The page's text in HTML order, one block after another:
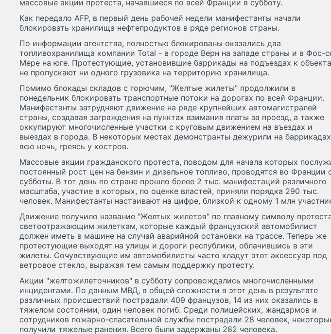
массовые акции протеста, начавшиеся по всей Франции в субботу.
Как передало AFP, в первый день рабочей недели манифестанты начали
блокировать хранилища нефтепродуктов в ряде регионов страны.
По информации агентства, полностью блокированы оказались два
топливохранилища компании Total - в городе Верн на западе страны и в Фос-
Мере на юге. Протестующие, установившие баррикады на подъездах к
не пропускают ни одного грузовика на территорию хранилища.
Помимо блокады складов с горючим, "Желтые жилеты" продолжили в
понедельник блокировать транспортные потоки на дорогах по всей Франции.
Манифестанты затрудняют движение на ряде крупнейших автомагистралей
страны, создавая заграждения на пунктах взимания платы за проезд, а также
оккупируют многочисленные участки с круговым движением на въездах и
выездах в города. В некоторых местах демонстранты дежурили на баррикадах
всю ночь, греясь у костров.
Массовые акции гражданского протеста, поводом для начала которых
постоянный рост цен на бензин и дизельное топливо, проводятся во Франции
субботы. В тот день по стране прошло более 2 тыс. манифестаций различного
масштаба, участие в которых, по оценке властей, приняли порядка 290 тыс.
человек. Манифестанты настаивают на цифре, близкой к одному 1 млн
Движение получило название "Желтых жилетов" по главному символу
светоотражающим жилеткам, которые каждый французский автомобилист
должен иметь в машине на случай аварийной остановки на трассе. Теперь же
протестующие выходят на улицы и дороги республики, облачившись в эти
жилеты. Сочувствующие им автомобилисты часто кладут этот аксессуар под
ветровое стекло, выражая тем самым поддержку протесту.
Акции "желтожилеточников" в субботу сопровождались многочисленными
инцидентами. По данным МВД, в общей сложности в этот день в результате
различных происшествий пострадали 409 французов, 14 из них оказались в
тяжелом состоянии, один человек погиб. Среди полицейских, жандармов и
сотрудников пожарно-спасательной службы пострадали 28 человек,
получили тяжелые ранения. Всего были задержаны 282 человека.